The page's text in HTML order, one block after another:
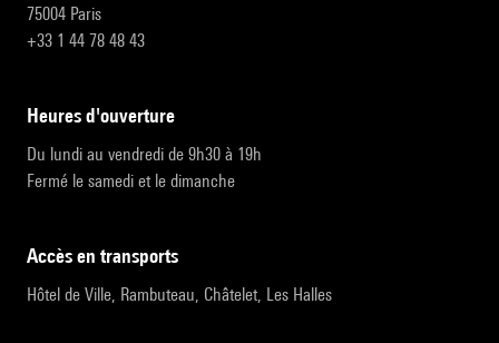
75004 Paris
+33 1 44 78 48 43
heures d'ouverture
Du lundi au vendredi de 9h30 à 19h
Fermé le samedi et le dimanche
accès en transports
Hôtel de Ville, Rambuteau, Châtelet, Les Halles